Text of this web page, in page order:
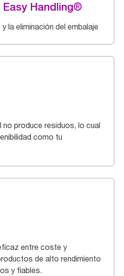
Easy Handling®
la eliminación del embalaje
no produce residuos, lo cual
como tu
entre coste y
de alto rendimiento
y fiables.